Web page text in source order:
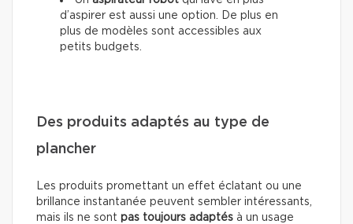
d’aspirer est aussi une option. De plus en
plus de modèles sont accessibles aux
petits budgets.
Des produits adaptés au type de
plancher
Les produits promettant un effet éclatant ou une
brillance instantanée peuvent sembler intéressants,
mais ils ne sont pas toujours adaptés à un usage